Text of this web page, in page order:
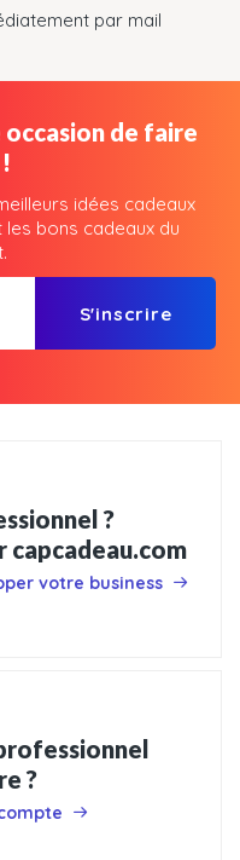
par mail
occasion de faire
idées cadeaux
bons cadeaux du
S'inscrire
?
votre business
?